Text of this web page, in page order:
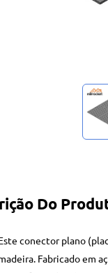
Do
conector plano
Fabricado em